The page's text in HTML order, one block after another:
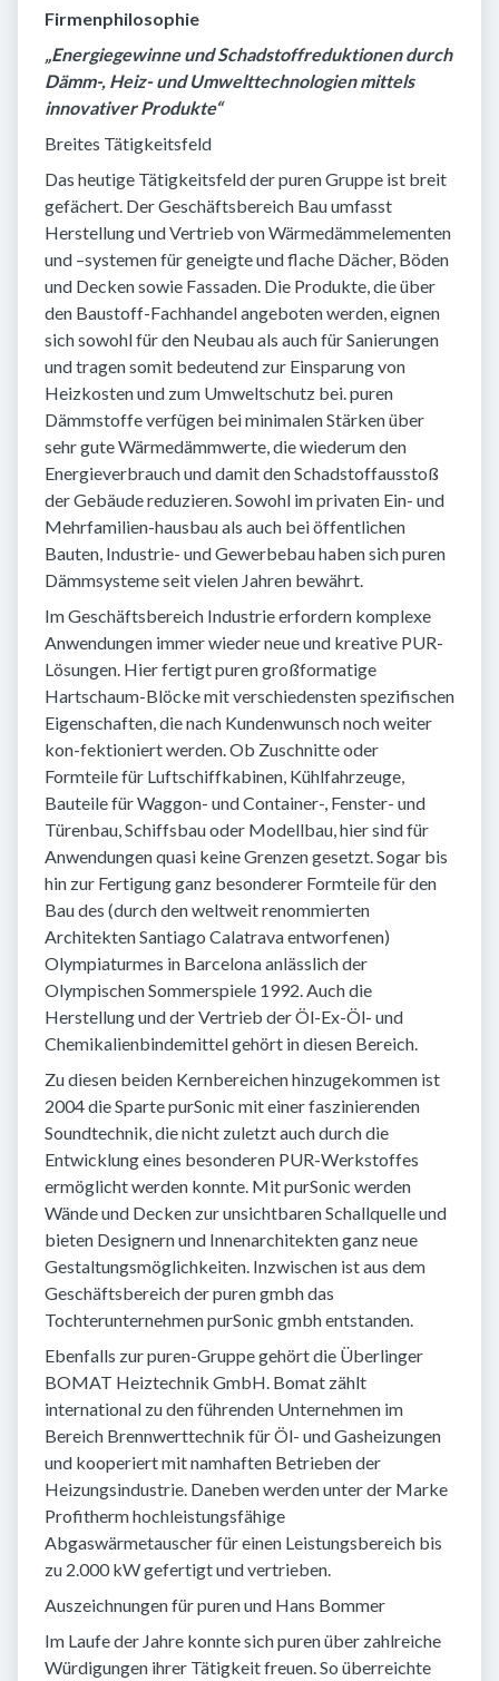
Firmenphilosophie
„Energiegewinne und Schadstoffreduktionen durch
Dämm-, Heiz- und Umwelttechnologien mittels
innovativer Produkte“
Breites Tätigkeitsfeld
Das heutige Tätigkeitsfeld der puren Gruppe ist breit
gefächert. Der Geschäftsbereich Bau umfasst
Herstellung und Vertrieb von Wärmedämmelementen
und –systemen für geneigte und flache Dächer, Böden
und Decken sowie Fassaden. Die Produkte, die über
den Baustoff-Fachhandel angeboten werden, eignen
sich sowohl für den Neubau als auch für Sanierungen
und tragen somit bedeutend zur Einsparung von
Heizkosten und zum Umweltschutz bei. puren
Dämmstoffe verfügen bei minimalen Stärken über
sehr gute Wärmedämmwerte, die wiederum den
Energieverbrauch und damit den Schadstoffausstoß
der Gebäude reduzieren. Sowohl im privaten Ein- und
Mehrfamilien-hausbau als auch bei öffentlichen
Bauten, Industrie- und Gewerbebau haben sich puren
Dämmsysteme seit vielen Jahren bewährt.
Im Geschäftsbereich Industrie erfordern komplexe
Anwendungen immer wieder neue und kreative PUR-
Lösungen. Hier fertigt puren großformatige
Hartschaum-Blöcke mit verschiedensten spezifischen
Eigenschaften, die nach Kundenwunsch noch weiter
kon-fektioniert werden. Ob Zuschnitte oder
Formteile für Luftschiffkabinen, Kühlfahrzeuge,
Bauteile für Waggon- und Container-, Fenster- und
Türenbau, Schiffsbau oder Modellbau, hier sind für
Anwendungen quasi keine Grenzen gesetzt. Sogar bis
hin zur Fertigung ganz besonderer Formteile für den
Bau des (durch den weltweit renommierten
Architekten Santiago Calatrava entworfenen)
Olympiaturmes in Barcelona anlässlich der
Olympischen Sommerspiele 1992. Auch die
Herstellung und der Vertrieb der Öl-Ex-Öl- und
Chemikalienbindemittel gehört in diesen Bereich.
Zu diesen beiden Kernbereichen hinzugekommen ist
2004 die Sparte purSonic mit einer faszinierenden
Soundtechnik, die nicht zuletzt auch durch die
Entwicklung eines besonderen PUR-Werkstoffes
ermöglicht werden konnte. Mit purSonic werden
Wände und Decken zur unsichtbaren Schallquelle und
bieten Designern und Innenarchitekten ganz neue
Gestaltungsmöglichkeiten. Inzwischen ist aus dem
Geschäftsbereich der puren gmbh das
Tochterunternehmen purSonic gmbh entstanden.
Ebenfalls zur puren-Gruppe gehört die Überlinger
BOMAT Heiztechnik GmbH. Bomat zählt
international zu den führenden Unternehmen im
Bereich Brennwerttechnik für Öl- und Gasheizungen
und kooperiert mit namhaften Betrieben der
Heizungsindustrie. Daneben werden unter der Marke
Profitherm hochleistungsfähige
Abgaswärmetauscher für einen Leistungsbereich bis
zu 2.000 kW gefertigt und vertrieben.
Auszeichnungen für puren und Hans Bommer
Im Laufe der Jahre konnte sich puren über zahlreiche
Würdigungen ihrer Tätigkeit freuen. So überreichte